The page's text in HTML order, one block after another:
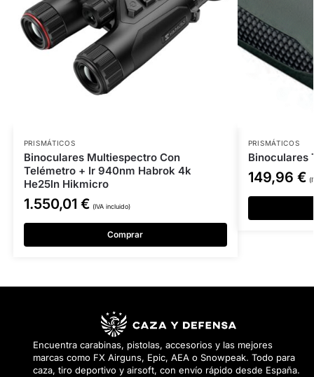
PRISMÁTICOS
Binoculares Multiespectro Con
Telémetro + Ir 940nm Habrok 4k
He25ln Hikmicro
1.550,01 € (IVA incluido)
Comprar
PRISMÁTICOS
Binoculares
149,96 €
Encuentra carabinas, pistolas, accesorios y las mejores
marcas como FX Airguns, Epic, AEA o Snowpeak. Todo para
caza, tiro deportivo y airsoft, con envío rápido desde España.